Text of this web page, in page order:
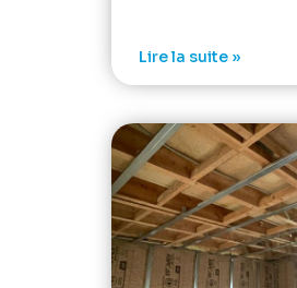
Lire la suite »